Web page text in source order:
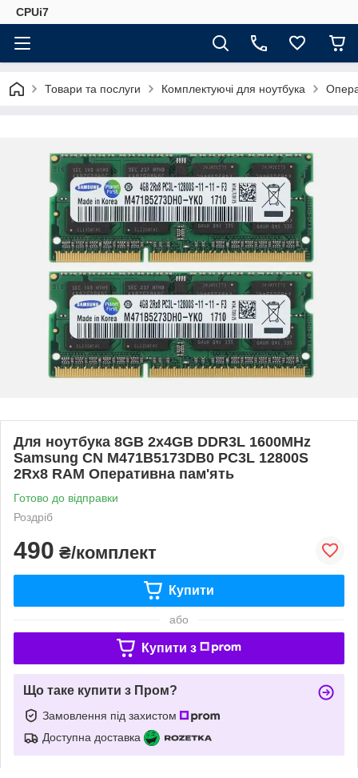
CPUi7
Товари та послуги Комплектуючі для ноутбука
Для ноутбука 8GB 2x4GB DDR3L 1600MHz
Samsung CN M471B5173DB0 PC3L 12800S
2Rx8 RAM Оперативна пам'ять
Готово до відправки
Роздріб
490 ₴/комплект
Купити
або
Купити з
Що таке купити з Пром?
Замовлення під захистом
Доступна доставка